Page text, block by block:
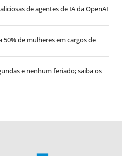
de agentes de IA da OpenAI
50% de mulheres em cargos de
e nenhum feriado; saiba os